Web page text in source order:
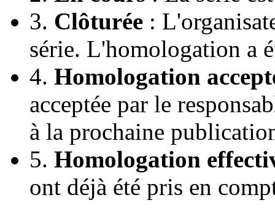
3. Clôturée :
série. L'homologation a
4. Homologation
acceptée par le
à la prochaine
5. Homologation
ont déjà été pris en